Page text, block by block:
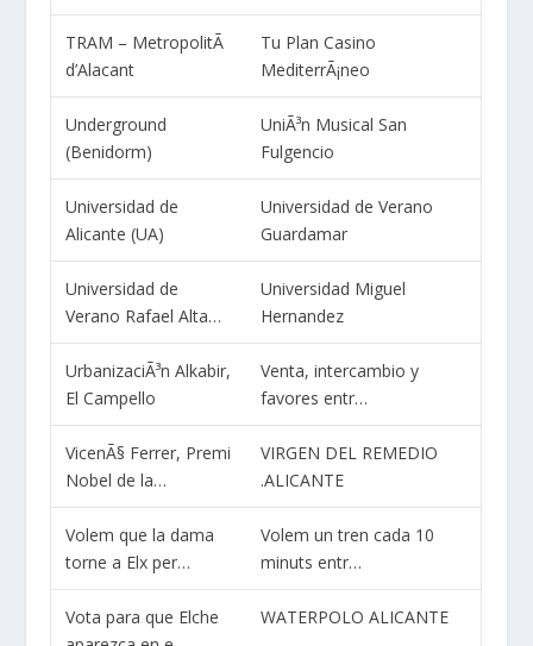
TRAM – MetropolitÃ
d’Alacant
Tu Plan Casino
MediterrÃ¡neo
Underground
(Benidorm)
UniÃ³n Musical San
Fulgencio
Universidad de
Alicante (UA)
Universidad de Verano
Guardamar
Universidad de
Verano Rafael Alta…
Universidad Miguel
Hernandez
UrbanizaciÃ³n Alkabir,
El Campello
Venta, intercambio y
favores entr…
VicenÃ§ Ferrer, Premi
Nobel de la…
VIRGEN DEL REMEDIO
.ALICANTE
Volem que la dama
torne a Elx per…
Volem un tren cada 10
minuts entr…
Vota para que Elche
WATERPOLO ALICANTE